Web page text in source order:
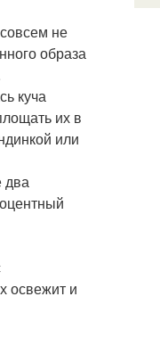
не
образа
куча
их в
или
два
освежит и